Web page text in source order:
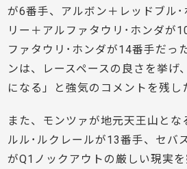
が6番手、アルボン＋レッドブル
リー＋アルファタウリ･ホンダが
ファタウリ･ホンダが14番手だっ
ンは、レースペースの良さを挙げ
になる」と強気のコメントを残し
また、モンツァが地元天王山とな
ルル･ルクレールが13番手、セバ
がQ1ノックアウトの厳しい現実